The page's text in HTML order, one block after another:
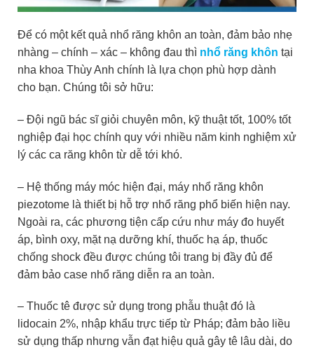
Để có một kết quả nhổ răng khôn an toàn, đảm bảo nhẹ
nhàng – chính – xác – không đau thì nhổ răng khôn tại
nha khoa Thùy Anh chính là lựa chọn phù hợp dành
cho bạn. Chúng tôi sở hữu:
– Đội ngũ bác sĩ giỏi chuyên môn, kỹ thuật tốt, 100% tốt
nghiệp đại học chính quy với nhiều năm kinh nghiệm xử
lý các ca răng khôn từ dễ tới khó.
– Hệ thống máy móc hiện đại, máy nhổ răng khôn
piezotome là thiết bị hỗ trợ nhổ răng phổ biến hiện nay.
Ngoài ra, các phương tiện cấp cứu như máy đo huyết
áp, bình oxy, mặt nạ dưỡng khí, thuốc hạ áp, thuốc
chống shock đều được chúng tôi trang bị đầy đủ để
đảm bảo case nhổ răng diễn ra an toàn.
– Thuốc tê được sử dụng trong phẫu thuật đó là
lidocain 2%, nhập khẩu trực tiếp từ Pháp; đảm bảo liều
sử dụng thấp nhưng vẫn đạt hiệu quả gây tê lâu dài, do